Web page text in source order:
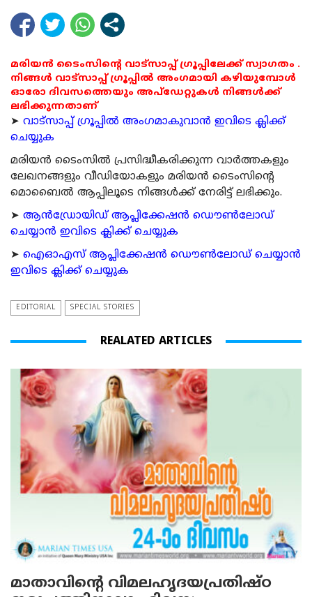
മരിയൻ ടൈംസിന്റെ വാട്സാപ്പ് ഗ്രൂപ്പിലേക്ക് സ്വാഗതം .
നിങ്ങൾ വാട്സാപ്പ് ഗ്രൂപ്പിൽ അംഗമായി കഴിയുമ്പോൾ
ഓരോ ദിവസത്തെയും അപ്ഡേറ്റുകൾ നിങ്ങൾക്ക്
ലഭിക്കുന്നതാണ്
➤ വാട്സാപ്പ് ഗ്രൂപ്പിൽ അംഗമാകുവാൻ ഇവിടെ ക്ലിക്ക്
ചെയ്യുക
മരിയന്‍ ടൈംസില്‍ പ്രസിദ്ധീകരിക്കുന്ന വാര്‍ത്തകളും
ലേഖനങ്ങളും വീഡിയോകളും മരിയന്‍ ടൈംസിന്റെ
മൊബൈല്‍ ആപ്പിലൂടെ നിങ്ങള്‍ക്ക് നേരിട്ട് ലഭിക്കും.
➤ ആന്‍ഡ്രോയിഡ് ആപ്ലിക്കേഷന്‍ ഡൌണ്‍ലോഡ്
ചെയ്യാന്‍ ഇവിടെ ക്ലിക്ക് ചെയ്യുക
➤ ഐഓഎസ് ആപ്ലിക്കേഷന്‍ ഡൌണ്‍ലോഡ് ചെയ്യാന്‍
ഇവിടെ ക്ലിക്ക് ചെയ്യുക
EDITORIAL SPECIAL STORIES
REALATED ARTICLES
മാതാവിന്റെ വിമലഹൃദയപ്രതിഷ്ഠ